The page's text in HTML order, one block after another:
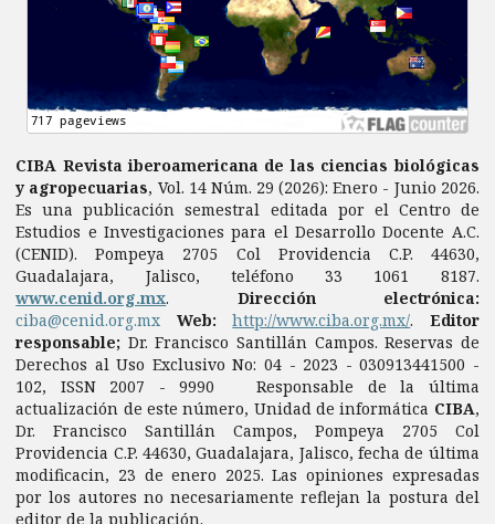
CIBA Revista iberoamericana de las ciencias biológicas
y agropecuarias, Vol. 14 Núm. 29 (2026): Enero - Junio 2026.
Es una publicación semestral editada por el Centro de
Estudios e Investigaciones para el Desarrollo Docente A.C.
(CENID). Pompeya 2705 Col Providencia C.P. 44630,
Guadalajara, Jalisco, teléfono 33 1061 8187.
www.cenid.org.mx. Dirección electrónica:
ciba@cenid.org.mx
Web: http://www.ciba.org.mx/. Editor
responsable; Dr. Francisco Santillán Campos. Reservas de
Derechos al Uso Exclusivo No: 04 - 2023 - 030913441500 -
102, ISSN 2007 - 9990 Responsable de la última
actualización de este número, Unidad de informática CIBA,
Dr. Francisco Santillán Campos, Pompeya 2705 Col
Providencia C.P. 44630, Guadalajara, Jalisco, fecha de última
modificacin, 23 de enero 2025. Las opiniones expresadas
por los autores no necesariamente reflejan la postura del
editor de la publicación.